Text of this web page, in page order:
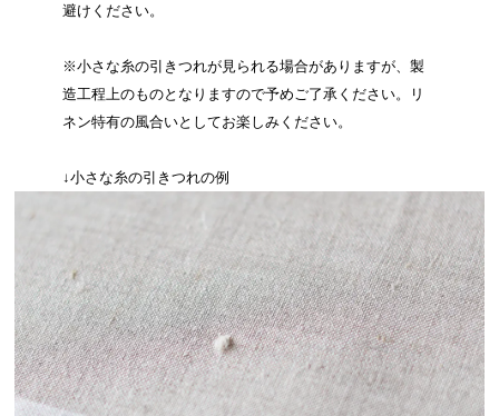
避けください。
※小さな糸の引きつれが見られる場合がありますが、製
造工程上のものとなりますので予めご了承ください。リ
ネン特有の風合いとしてお楽しみください。
↓小さな糸の引きつれの例